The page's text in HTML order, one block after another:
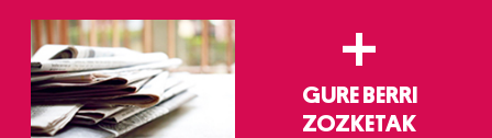
+
GURE BERRI
ZOZKETAK